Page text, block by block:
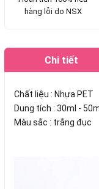
hàng lỗi do NSX
Chi tiết
Chất liệu : Nhựa PET
Dung tích : 30ml -
Màu sắc : trắng đục